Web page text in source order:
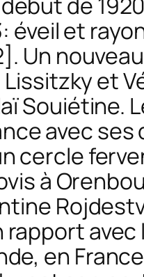
éveil et
Un
et
Souiétine.
avec
cercle
à
rapport
en